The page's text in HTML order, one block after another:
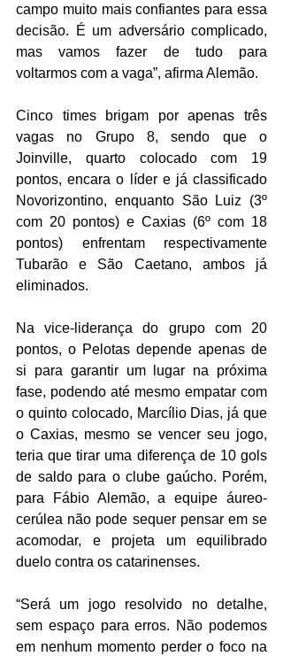
campo muito mais confiantes para essa
decisão. É um adversário complicado,
mas vamos fazer de tudo para
voltarmos com a vaga”, afirma Alemão.
Cinco times brigam por apenas três
vagas no Grupo 8, sendo que o
Joinville, quarto colocado com 19
pontos, encara o líder e já classificado
Novorizontino, enquanto São Luiz (3º
com 20 pontos) e Caxias (6º com 18
pontos) enfrentam respectivamente
Tubarão e São Caetano, ambos já
eliminados.
Na vice-liderança do grupo com 20
pontos, o Pelotas depende apenas de
si para garantir um lugar na próxima
fase, podendo até mesmo empatar com
o quinto colocado, Marcílio Dias, já que
o Caxias, mesmo se vencer seu jogo,
teria que tirar uma diferença de 10 gols
de saldo para o clube gaúcho. Porém,
para Fábio Alemão, a equipe áureo-
cerúlea não pode sequer pensar em se
acomodar, e projeta um equilibrado
duelo contra os catarinenses.
“Será um jogo resolvido no detalhe,
sem espaço para erros. Não podemos
em nenhum momento perder o foco na